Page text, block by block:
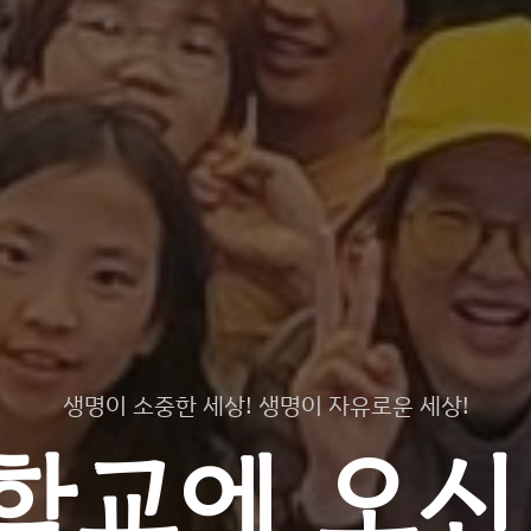
생명이 소중한 세상! 생명이 자유로운 세상!